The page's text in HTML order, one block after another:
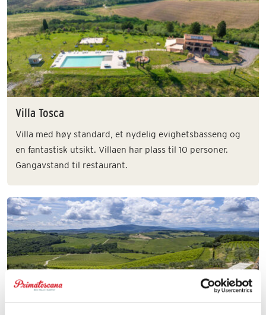
Villa Tosca
Villa med høy standard, et nydelig evighetsbasseng og
en fantastisk utsikt. Villaen har plass til 10 personer.
Gangavstand til restaurant.